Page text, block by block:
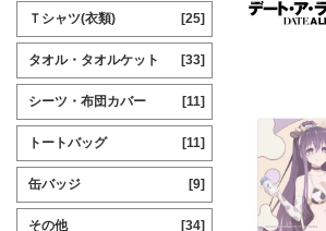
Ｔシャツ(衣類) [25]
タオル・タオルケット [33]
シーツ・布団カバー [11]
トートバッグ [11]
缶バッジ [9]
その他 [34]